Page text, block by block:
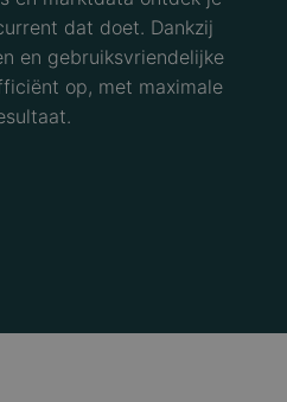
dat doet. Dankzij
en gebruiksvriendelijke
op, met maximale